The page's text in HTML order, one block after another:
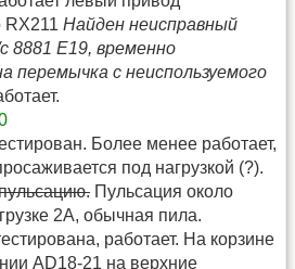
RX211 Найден неисправный
8881 E19, временно
перемычка с неиспользуемого
Более менее работает,
под нагрузкой (?).
Пульсация около
2А, обычная пила.
работает. На корзине
AD18-21 на верхние